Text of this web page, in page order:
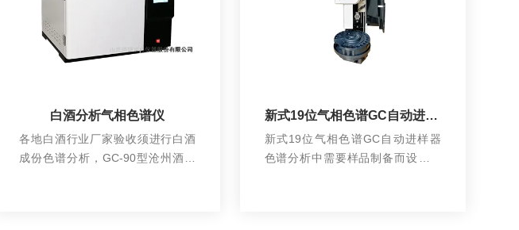
白酒分析气相色谱仪
各地白酒行业厂家验收须进行白酒
成份色谱分析，GC-90型沧州酒厂
新式19位气相色谱GC自动进样器
新式19位气相色谱GC自动进样器
色谱分析中需要样品制备而设计研